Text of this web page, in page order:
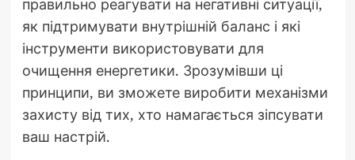
правильно реагувати на негативні ситуації,
як підтримувати внутрішній баланс і які
інструменти використовувати для
очищення енергетики. Зрозумівши ці
принципи, ви зможете виробити механізми
захисту від тих, хто намагається зіпсувати
ваш настрій.